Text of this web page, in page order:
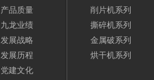
产品质量
九龙业绩
发展战略
发展历程
党建文化
削片机系列
撕碎机系列
金属破系列
烘干机系列